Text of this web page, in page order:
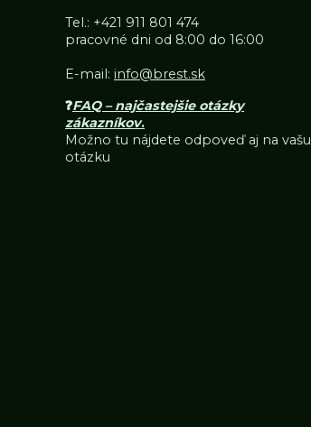
Tel.: +421 911 801 474
pracovné dni od 8:00 do 16:00
E-mail: info@brest.sk
❓FAQ – najčastejšie otázky
zákazníkov.
Možno tu nájdete odpoveď aj na vašu
otázku